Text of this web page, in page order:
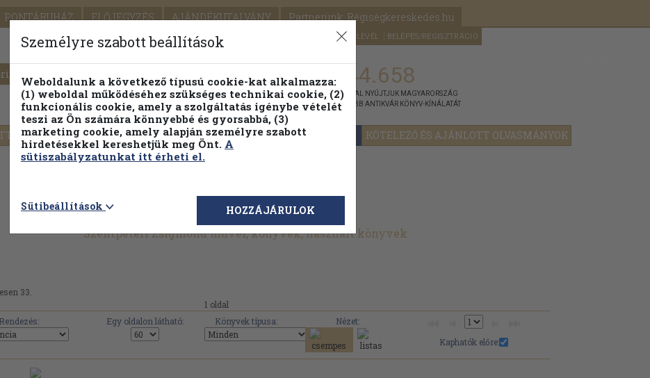
PONTÁRUHÁZ ELŐJEGYZÉS AJÁNDÉKUTALVÁNY Partnerünk: Régiségkereskedés.hu
SEGÍTSÉG HÍRLEVÉL BELÉPÉS/REGISZTRÁCIÓ
PILLANATNYI ÁRAINK FENNTARTHATÓ OLVASMÁNYOK KÖTELEZŐ ÉS AJÁNLOTT OLVASMÁNYOK
Részletes kereső Témaköri fa 1.144.658
KIADVÁNNYAL NYÚJTJUK MAGYARORSZÁG
LEGNAGYOBB ANTIKVÁR KÖNYV-KÍNÁLATÁT
Szentpéteri Zsigmond művei, könyvek, használt könyvek
33.
1 oldal
Rendezés:
Egy oldalon látható: Könyvek típusa:
Nézet:
Kaphatók előre:
Személyre szabott beállítások
Weboldalunk a következő típusú cookie-kat alkalmazza:
(1) weboldal működéséhez szükséges technikai cookie, (2)
funkcionális cookie, amely a szolgáltatás igénybe vételét
teszi az Ön számára könnyebbé és gyorsabbá, (3)
marketing cookie, amely alapján személyre szabott
hirdetésekkel kereshetjük meg Önt. A
sütiszabályzatunkat itt érheti el.
Sütibeállítások HOZZÁJÁRULOK